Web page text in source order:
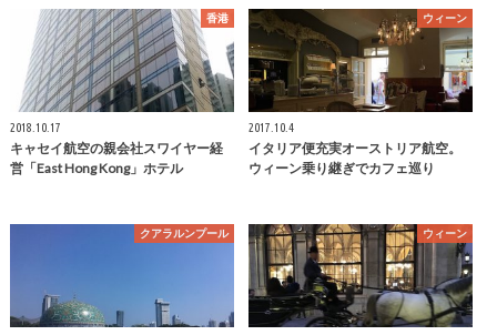
香港
2018.10.17
キャセイ航空の親会社スワイヤー経
営「East Hong Kong」ホテル
ウィーン
2017.10.4
イタリア便充実オーストリア航空。
ウィーン乗り継ぎでカフェ巡り
クアラルンプール ウィーン